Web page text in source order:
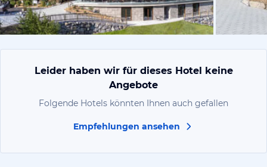
Leider haben wir für dieses Hotel keine
Angebote
Folgende Hotels könnten Ihnen auch gefallen
Empfehlungen ansehen